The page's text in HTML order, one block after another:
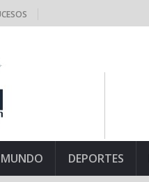
MUNDO DEPORTES